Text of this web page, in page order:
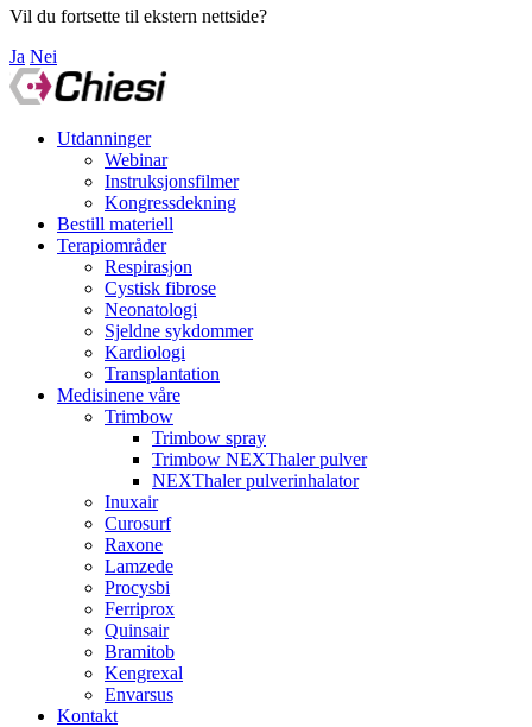
Vil du fortsette til ekstern nettside?
Ja Nei
Utdanninger
Webinar
Instruksjonsfilmer
Kongressdekning
Bestill materiell
Terapiområder
Respirasjon
Cystisk fibrose
Neonatologi
Sjeldne sykdommer
Kardiologi
Transplantation
Medisinene våre
Trimbow
Trimbow spray
Trimbow NEXThaler pulver
NEXThaler pulverinhalator
Inuxair
Curosurf
Raxone
Lamzede
Procysbi
Ferriprox
Quinsair
Bramitob
Kengrexal
Envarsus
Kontakt